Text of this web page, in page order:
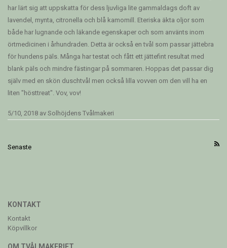
har lärt sig att uppskatta för dess ljuvliga lite gammaldags doft av
lavendel, mynta, citronella och blå kamomill. Eteriska äkta oljor som
både har lugnande och läkande egenskaper och som använts inom
örtmedicinen i århundraden. Detta är också en tvål som passar jättebra
för hundens päls. Många har testat och fått ett jättefint resultat med
blank päls och mindre fästingar på sommaren. Hoppas det passar dig
själv med en skön duschtvål men också lilla vovven om den vill ha en
liten "hösttreat". Vov, vov!
5/10, 2018 av Solhöjdens Tvålmakeri
Senaste
KONTAKT
Kontakt
Köpvillkor
OM TVÅLMAKERIET